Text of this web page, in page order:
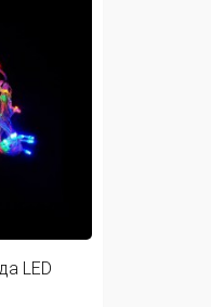
LED